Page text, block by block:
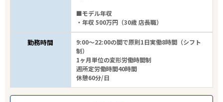
■モデル年収
・年収 500万円（30歳 店長職）
勤務時間
9:00～22:00の間で原則1日実働8時間（シフト
制）
1ヶ月単位の変形労働時間制
週所定労働時間40時間
休憩60分/日